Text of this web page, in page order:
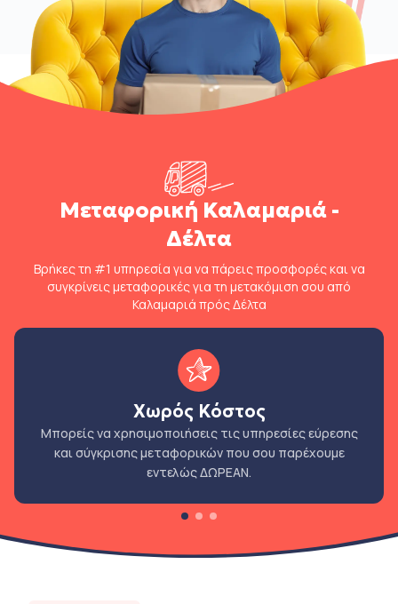
Μεταφορική Καλαμαριά -
Δέλτα
Βρήκες τη #1 υπηρεσία για να πάρεις προσφορές και να
συγκρίνεις μεταφορικές για τη μετακόμιση σου από
Καλαμαριά πρός Δέλτα
Χωρός Κόστος
Μπορείς να χρησιμοποιήσεις τις υπηρεσίες εύρεσης
και σύγκρισης μεταφορικών που σου παρέχουμε
εντελώς ΔΩΡΕΑΝ.